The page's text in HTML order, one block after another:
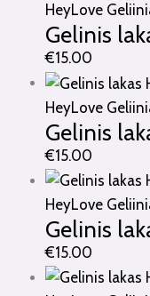
HeyLove
Gelinis
€15.00
HeyLove
Gelinis
€15.00
HeyLove
Gelinis
€15.00